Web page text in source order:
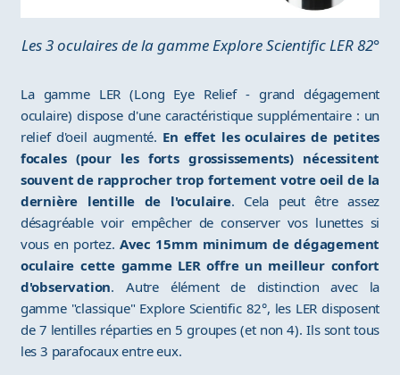
Les 3 oculaires de la gamme Explore Scientific LER 82°
La gamme LER (Long Eye Relief - grand dégagement
oculaire) dispose d'une caractéristique supplémentaire : un
relief d'oeil augmenté. En effet les oculaires de petites
focales (pour les forts grossissements) nécessitent
souvent de rapprocher trop fortement votre oeil de la
dernière lentille de l'oculaire. Cela peut être assez
désagréable voir empêcher de conserver vos lunettes si
vous en portez. Avec 15mm minimum de dégagement
oculaire cette gamme LER offre un meilleur confort
d'observation. Autre élément de distinction avec la
gamme "classique" Explore Scientific 82°, les LER disposent
de 7 lentilles réparties en 5 groupes (et non 4). Ils sont tous
les 3 parafocaux entre eux.